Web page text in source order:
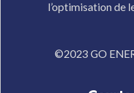
l’optimisation de
©2023 GO